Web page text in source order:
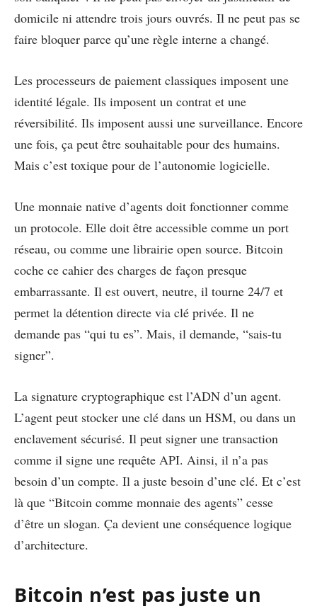
domicile ni attendre trois jours ouvrés. Il ne peut pas se
faire bloquer parce qu’une règle interne a changé.
Les processeurs de paiement classiques imposent une
identité légale. Ils imposent un contrat et une
réversibilité. Ils imposent aussi une surveillance. Encore
une fois, ça peut être souhaitable pour des humains.
Mais c’est toxique pour de l’autonomie logicielle.
Une monnaie native d’agents doit fonctionner comme
un protocole. Elle doit être accessible comme un port
réseau, ou comme une librairie open source. Bitcoin
coche ce cahier des charges de façon presque
embarrassante. Il est ouvert, neutre, il tourne 24/7 et
permet la détention directe via clé privée. Il ne
demande pas “qui tu es”. Mais, il demande, “sais-tu
signer”.
La signature cryptographique est l’ADN d’un agent.
L’agent peut stocker une clé dans un HSM, ou dans un
enclavement sécurisé. Il peut signer une transaction
comme il signe une requête API. Ainsi, il n’a pas
besoin d’un compte. Il a juste besoin d’une clé. Et c’est
là que “Bitcoin comme monnaie des agents” cesse
d’être un slogan. Ça devient une conséquence logique
d’architecture.
Bitcoin n’est pas juste un